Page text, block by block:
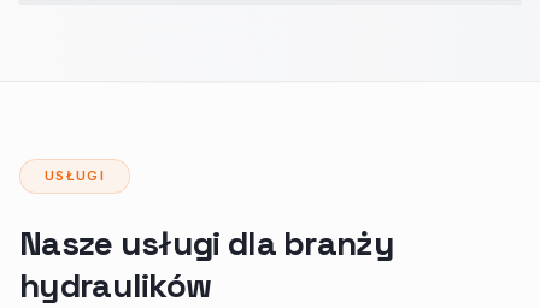
USŁUGI
Nasze usługi dla branży
hydraulików